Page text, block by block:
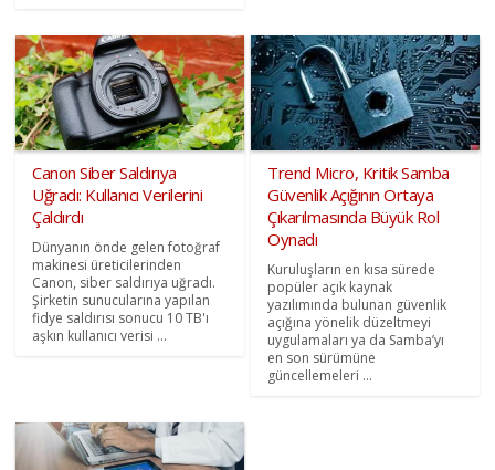
Canon Siber Saldırıya
Uğradı: Kullanıcı Verilerini
Çaldırdı
Dünyanın önde gelen fotoğraf
makinesi üreticilerinden
Canon, siber saldırıya uğradı.
Şirketin sunucularına yapılan
fidye saldırısı sonucu 10 TB'ı
aşkın kullanıcı verisi ...
Trend Micro, Kritik Samba
Güvenlik Açığının Ortaya
Çıkarılmasında Büyük Rol
Oynadı
Kuruluşların en kısa sürede
popüler açık kaynak
yazılımında bulunan güvenlik
açığına yönelik düzeltmeyi
uygulamaları ya da Samba’yı
en son sürümüne
güncellemeleri ...